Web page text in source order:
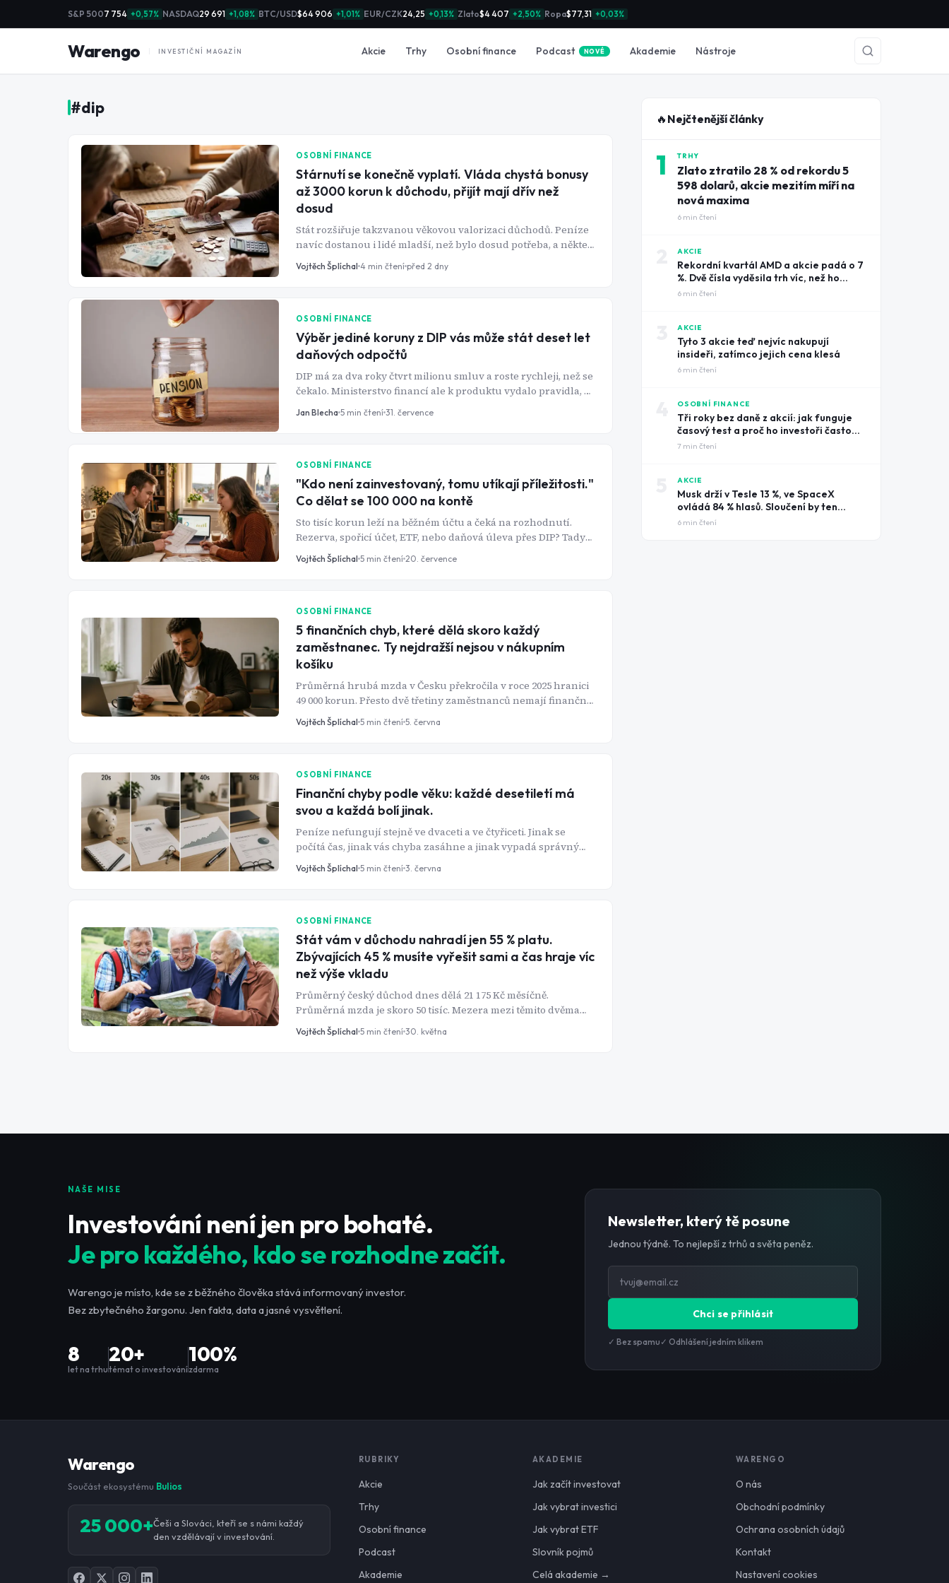
S&P 5007 754 +0,57% NASDAQ29 691 +1,08% BTC/USD$64 906 +1,01% EUR/CZK24,25 +0,13% Zlato$4 407 +2,50% Ropa$77,31 +0,03%
Warengo INVESTIČNÍ MAGAZÍN Akcie Trhy Osobní finance Podcast NOVÉ Akademie Nástroje
#dip
OSOBNÍ FINANCE
Stárnutí se konečně vyplatí. Vláda chystá bonusy
až 3000 korun k důchodu, přijít mají dřív než
dosud
Stát rozšiřuje takzvanou věkovou valorizaci důchodů. Peníze
navíc dostanou i lidé mladší, než bylo dosud potřeba, a někteří
senioři navíc dostanou zpět peníze z penzijka.
Vojtěch Šplíchal 4 min čtení před 2 dny
OSOBNÍ FINANCE
Výběr jediné koruny z DIP vás může stát deset let
daňových odpočtů
DIP má za dva roky čtvrt milionu smluv a roste rychleji, než se
čekalo. Ministerstvo financí ale k produktu vydalo pravidla, ze
kterých tři podstatná v žádné reklamě nenajdete.
Jan Blecha 5 min čtení 31. července
OSOBNÍ FINANCE
"Kdo není zainvestovaný, tomu utíkají příležitosti."
Co dělat se 100 000 na kontě
Sto tisíc korun leží na běžném účtu a čeká na rozhodnutí.
Rezerva, spořicí účet, ETF, nebo daňová úleva přes DIP? Tady
je postup, jak částku rozdělit bez zbytečných chyb.
Vojtěch Šplíchal 5 min čtení 20. července
OSOBNÍ FINANCE
5 finančních chyb, které dělá skoro každý
zaměstnanec. Ty nejdražší nejsou v nákupním
košíku
Průměrná hrubá mzda v Česku překročila v roce 2025 hranici
49 000 korun. Přesto dvě třetiny zaměstnanců nemají finanční
rezervu ani na tři měsíce, jen přibližně třetina z těch, kteří
mají penzijní spoření, využívá příspěvek zaměstnavatele, a
Vojtěch Šplíchal 5 min čtení 5. června
OSOBNÍ FINANCE
Finanční chyby podle věku: každé desetiletí má
svou a každá bolí jinak.
Peníze nefungují stejně ve dvaceti a ve čtyřiceti. Jinak se
počítá čas, jinak vás chyba zasáhne a jinak vypadá správný
tah. Průzkum finanční gramotnosti Ministerstva financí ČR z
roku 2025 ukázal, že pouze 39 % Čechů má stanovený finanční
proč na pořadí záleží víc, než si myslíte - to je přesně to, o čem
tenhle článek je.
Vojtěch Šplíchal 5 min čtení 3. června
OSOBNÍ FINANCE
Stát vám v důchodu nahradí jen 55 % platu.
Zbývajících 45 % musíte vyřešit sami a čas hraje víc
než výše vkladu
Průměrný český důchod dnes dělá 21 175 Kč měsíčně.
Průměrná mzda je skoro 50 tisíc. Mezera mezi těmito dvěma
čísly, téměř 17 tisíc korun každý měsíc, není chyba ve výpočtu.
Je to záměr systému, který se málokdo obtěžuje vysvětlit. Stát
Vojtěch Šplíchal 5 min čtení 30. května
🔥 Nejčtenější články
1 TRHY
Zlato ztratilo 28 % od rekordu 5
598 dolarů, akcie mezitím míří na
nová maxima
6 min čtení
AKCIE
Rekordní kvartál AMD a akcie padá o 7
%. Dvě čísla vyděsila trh víc, než ho
potěšily tržby
6 min čtení
AKCIE
Tyto 3 akcie teď nejvíc nakupují
insideři, zatímco jejich cena klesá
6 min čtení
OSOBNÍ FINANCE
Tři roky bez daně z akcií: jak funguje
časový test a proč ho investoři často
prošvihnou
7 min čtení
AKCIE
Musk drží v Tesle 13 %, ve SpaceX
ovládá 84 % hlasů. Sloučení by ten
rozdíl smazalo
6 min čtení
NAŠE MISE
Investování není jen pro bohaté.
Je pro každého, kdo se rozhodne začít.
Warengo je místo, kde se z běžného člověka stává informovaný investor.
Bez zbytečného žargonu. Jen fakta, data a jasné vysvětlení.
8
let na trhu
20+
témat o investování
100%
zdarma
Newsletter, který tě posune
Jednou týdně. To nejlepší z trhů a světa peněz.
Chci se přihlásit
✓ Bez spamu ✓ Odhlášení jedním klikem
Warengo
Součást ekosystému Bulios
25 000+Češi a Slováci, kteří se s námi každý
den vzdělávají v investování.
RUBRIKY
Akcie
Trhy
Osobní finance
Podcast
Akademie
AKADEMIE
Jak začít investovat
Jak vybrat investici
Jak vybrat ETF
Slovník pojmů
Celá akademie →
WARENGO
O nás
Obchodní podmínky
Ochrana osobních údajů
Kontakt
Nastavení cookies